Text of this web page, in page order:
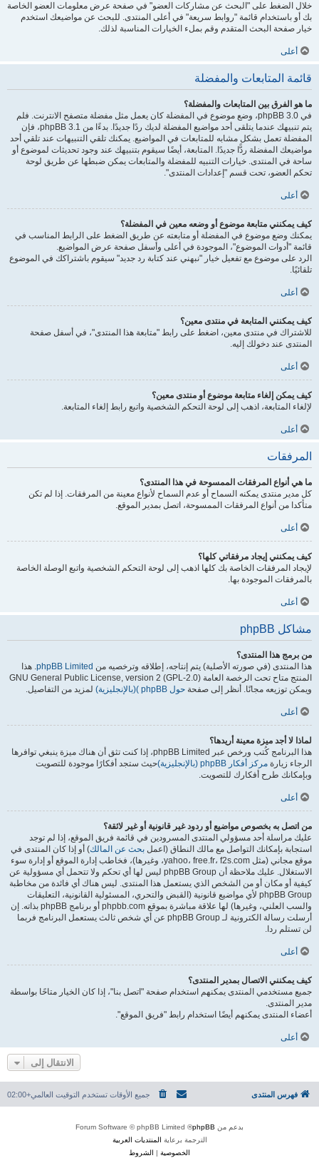
خلال الضغط على "البحث عن مشاركات العضو" في صفحة عرض معلومات العضو الخاصة
بك أو باستخدام قائمة "روابط سريعة" في أعلى المنتدى. للبحث عن مواضيعك استخدم
خيار صفحة البحث المتقدم وقم بملء الخيارات المناسبة لذلك.
أعلى
قائمة المتابعات والمفضلة
ما هو الفرق بين المتابعات والمفضلة؟
في phpBB 3.0، وضع موضوع في المفضلة كان يعمل مثل مفضلة متصفح الانترنت. فلم
يتم تنبيهك عندما يتلقى أحد مواضيع المفضلة لديك ردًا جديدًا. بدءًا من phpBB 3.1، فإن
المفضلة تعمل بشكل مشابه للمتابعات في المواضيع. يمكنك تلقي التنبيهات عند تلقي أحد
مواضيعك المفضلة ردًّا جديدًا. المتابعة، أيضًا سيقوم بتنبيهك عند وجود تحديثات لموضوع أو
ساحة في المنتدى. خيارات التنبيه للمفضلة والمتابعات يمكن ضبطها عن طريق لوحة
تحكم العضو، تحت قسم "إعدادات المنتدى".
أعلى
كيف يمكنني متابعة موضوع أو وضعه معين في المفضلة؟
يمكنك وضع موضوع في المفضلة أو متابعته عن طريق الضغط على الرابط المناسب في
قائمة "أدوات الموضوع"، الموجودة في أعلى وأسفل صفحة عرض المواضيع.
الرد على موضوع مع تفعيل خيار "نبهني عند كتابة رد جديد" سيقوم باشتراكك في الموضوع
تلقائيًا.
أعلى
كيف يمكنني المتابعة في منتدى معين؟
للاشتراك في منتدى معين، اضغط على رابط "متابعة هذا المنتدى"، في أسفل صفحة
المنتدى عند دخولك إليه.
أعلى
كيف يمكن إلغاء متابعة موضوع أو منتدى معين؟
لإلغاء المتابعة، اذهب إلى لوحة التحكم الشخصية واتبع رابط إلغاء المتابعة.
أعلى
المرفقات
ما هي أنواع المرفقات الممسوحة في هذا المنتدى؟
كل مدير منتدى يمكنه السماح أو عدم السماح لأنواع معينة من المرفقات. إذا لم تكن
متأكدا من أنواع المرفقات الممسوحة، اتصل بمدير الموقع.
أعلى
كيف يمكنني إيجاد مرفقاتي كلها؟
لإيجاد المرفقات الخاصة بك كلها اذهب إلى لوحة التحكم الشخصية واتبع الوصلة الخاصة
بالمرفقات الموجودة بها.
أعلى
مشاكل phpBB
من برمج هذا المنتدى؟
هذا المنتدى (في صورته الأصلية) يتم إنتاجه، إطلاقه وترخصيه من phpBB Limited. هذا
المنتج متاح تحت الرخصة العامة GNU General Public License, version 2 (GPL-2.0)
ويمكن توزيعه مجانًا. أنظر إلى صفحة حول phpBB )(بالإنجليزية) لمزيد من التفاصيل.
أعلى
لماذا لا أجد ميزة معينة أريدها؟
هذا البرنامج كُتب ورخص عبر phpBB Limited، إذا كنت تثق أن هناك ميزة ينبغي توافرها
الرجاء زيارة مركز أفكار phpBB (بالإنجليزية)
حيث ستجد أفكارًا موجودة للتصويت
وبإمكانك طرح أفكارك للتصويت.
أعلى
من اتصل به بخصوص مواضيع أو ردود غير قانونية أو غير لائقة؟
عليك مراسلة أحد مسؤولي المنتدى المسرودين في قائمة فريق الموقع، إذا لم توجد
استجابة بإمكانك التواصل مع مالك النطاق (اعمل بحث عن المالك) أو إذا كان المنتدى في
موقع مجاني (مثل yahoo، free.fr، f2s.com، وغيرها)، فخاطب إدارة الموقع أو إدارة سوء
الاستغلال. عليك ملاحظة أن phpBB Group ليس لها أي تحكم ولا تتحمل أي مسؤولية عن
كيفية أو مكان أو من الشخص الذي يستعمل هذا المنتدى. ليس هناك أي فائدة من مخاطبة
phpBB Group لأي مواضيع قانونية (القبض والتحري، المسئولية القانونية، التعليقات
والسب العلني، وغيرها) لها علاقة مباشرة بموقع phpbb.com أو برنامج phpBB بذاته. إن
أرسلت رسالة الكترونية لـ phpBB Group عن أي شخص ثالث يستعمل البرنامج فربما
لن تستلم ردا.
أعلى
كيف يمكنني الاتصال بمدير المنتدى؟
جميع مستخدمي المنتدى يمكنهم استخدام صفحة "اتصل بنا"، إذا كان الخيار متاحًا بواسطة
مدير المنتدى.
أعضاء المنتدى يمكنهم أيضًا استخدام رابط "فريق الموقع".
أعلى
الانتقال إلى
فهرس المنتدى جميع الأوقات تستخدم التوقيت العالمي+02:00
بدعم من phpBB
® Forum Software © phpBB Limited
الترجمة برعاية المنتديات العربية
الخصوصية | الشروط